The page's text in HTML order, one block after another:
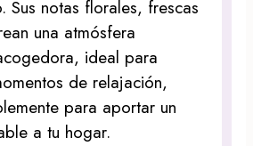
Sus notas florales, frescas
una atmósfera
ideal para
de relajación,
para aportar un
a tu hogar.